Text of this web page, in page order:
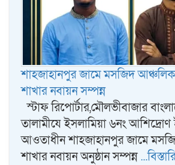
শাহজাহানপুর জামে মসজিদ
শাখার নবায়ন সম্পন্ন
স্টাফ রিপোর্টার,মৌলভীবাজার
তালামীযে ইসলামিয়া ৬নং
আওতাধীন শাহজাহানপুর জামে
শাখার নবায়ন অনুষ্ঠান সম্পন্ন